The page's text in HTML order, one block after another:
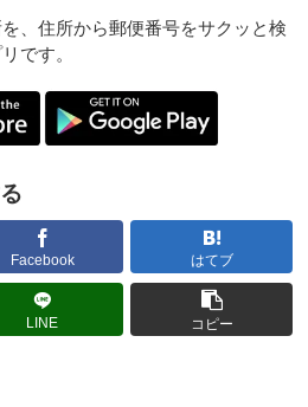
、住所から郵便番号をサクッと検
です。
Facebook はてブ
LINE コピー